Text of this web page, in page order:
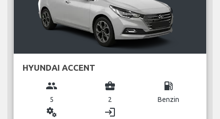
HYUNDAI ACCENT
group
5
business_center
2
local_gas_station
Benzin
miscellaneous_services login